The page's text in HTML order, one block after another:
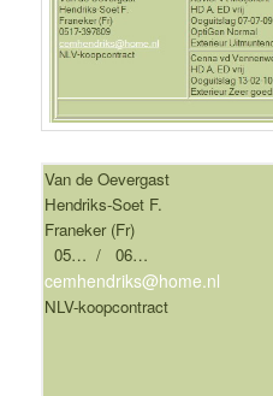
Van de Oevergast
Hendriks-Soet F.
Franeker (Fr)
05… / 06…
cemhendriks@home.nl
NLV-koopcontract